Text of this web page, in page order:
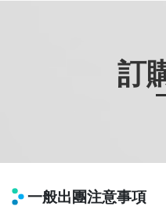
訂
一般出團注意事項